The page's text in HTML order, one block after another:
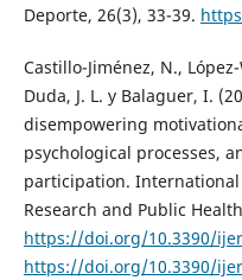
Deporte, 26(3), 33-39.
Castillo-Jiménez, N.,
Duda, J. L. y Balaguer, I.
disempowering
psychological processes,
participation.
Research and Public
https://doi.org/10.3390/
https://doi.org/10.3390/